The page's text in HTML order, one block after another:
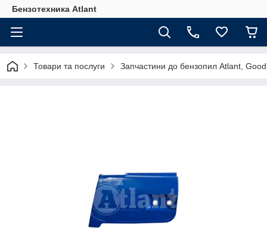
Бензотехника Atlant
Товари та послуги Запчастини до бензопил Atlant,